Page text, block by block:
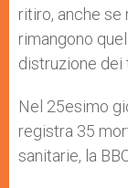
ritiro, anche
rimangono
distruzione dei
Nel 25esimo
registra 35
sanitarie, la